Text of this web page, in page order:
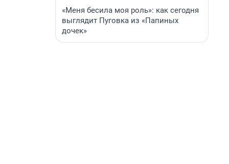
«Меня бесила моя роль»: как сегодня
выглядит Пуговка из «Папиных
дочек»